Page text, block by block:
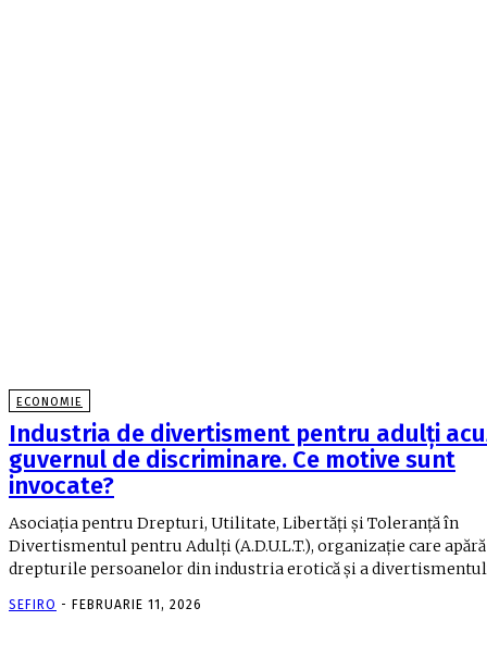
ECONOMIE
Industria de divertisment pentru adulți
guvernul de discriminare. Ce motive sunt
invocate?
Asociația pentru Drepturi, Utilitate, Libertăți și Toleranță în
Divertismentul pentru Adulți (A.D.U.L.T.), organizație care apără
drepturile persoanelor din industria erotică și a
SEFIRO - FEBRUARIE 11, 2026